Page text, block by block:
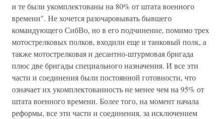
и те были укомплектованы на 80% от штата военного
времени". Не хочется разочаровывать бывшего
командующего СибВо, но в его подчинение, помимо трех
мотострелковых полков, входили еще и танковый полк, а
также мотострелковая и десантно-штурмовая бригада
плюс две бригады специального назначения. И все эти
части и соединения были постоянной готовности, что
означает их укомплектованность не менее чем на 95% от
штата военного времени. Более того, на момент начала
реформы, все эти части и соединения, за исключением